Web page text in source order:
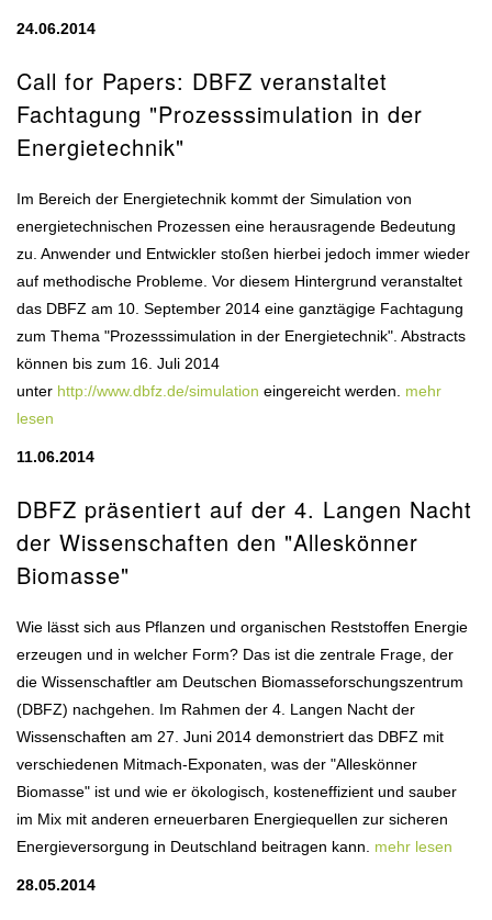
24.06.2014
Call for Papers: DBFZ veranstaltet
Fachtagung "Prozesssimulation in der
Energietechnik"
Im Bereich der Energietechnik kommt der Simulation von
energietechnischen Prozessen eine herausragende Bedeutung
zu. Anwender und Entwickler stoßen hierbei jedoch immer wieder
auf methodische Probleme. Vor diesem Hintergrund veranstaltet
das DBFZ am 10. September 2014 eine ganztägige Fachtagung
zum Thema "Prozesssimulation in der Energietechnik". Abstracts
können bis zum 16. Juli 2014
unter http://www.dbfz.de/simulation eingereicht werden. mehr
lesen
11.06.2014
DBFZ präsentiert auf der 4. Langen Nacht
der Wissenschaften den "Alleskönner
Biomasse"
Wie lässt sich aus Pflanzen und organischen Reststoffen Energie
erzeugen und in welcher Form? Das ist die zentrale Frage, der
die Wissenschaftler am Deutschen Biomasseforschungszentrum
(DBFZ) nachgehen. Im Rahmen der 4. Langen Nacht der
Wissenschaften am 27. Juni 2014 demonstriert das DBFZ mit
verschiedenen Mitmach-Exponaten, was der "Alleskönner
Biomasse" ist und wie er ökologisch, kosteneffizient und sauber
im Mix mit anderen erneuerbaren Energiequellen zur sicheren
Energieversorgung in Deutschland beitragen kann. mehr lesen
28.05.2014